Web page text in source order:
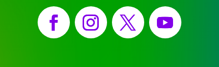
Facebook Instagram X YouTube